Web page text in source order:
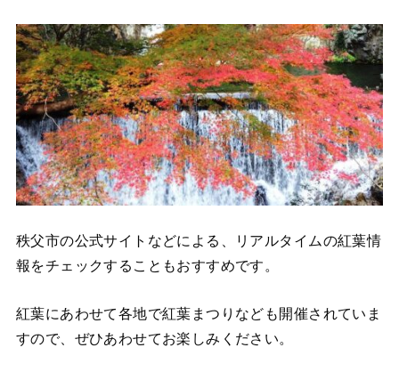
秩父市の公式サイトなどによる、リアルタイムの紅葉情
報をチェックすることもおすすめです。
紅葉にあわせて各地で紅葉まつりなども開催されていま
すので、ぜひあわせてお楽しみください。